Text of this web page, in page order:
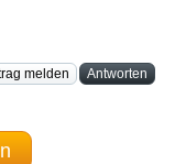
melden Antworten